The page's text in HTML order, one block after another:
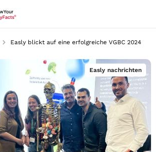
Easly blickt auf eine erfolgreiche VGBC 2024
Easly nachrichten